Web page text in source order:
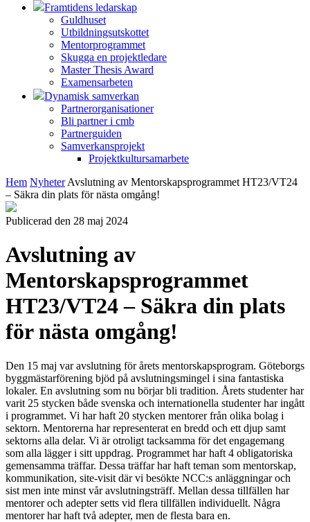
Framtidens ledarskap
Guldhuset
Utbildningsutskottet
Mentorprogrammet
Skugga en projektledare
Master Thesis Award
Examensarbeten
Dynamisk samverkan
Partnerorganisationer
Bli partner i cmb
Partnerguiden
Samverkansprojekt
Projektkultursamarbete
Hem Nyheter Avslutning av Mentorskapsprogrammet HT23/VT24
– Säkra din plats för nästa omgång!
Publicerad den 28 maj 2024
Avslutning av
Mentorskapsprogrammet
HT23/VT24 – Säkra din plats
för nästa omgång!
Den 15 maj var avslutning för årets mentorskapsprogram. Göteborgs
byggmästarförening bjöd på avslutningsmingel i sina fantastiska
lokaler. En avslutning som nu börjar bli tradition. Årets studenter har
varit 25 stycken både svenska och internationella studenter har ingått
i programmet. Vi har haft 20 stycken mentorer från olika bolag i
sektorn. Mentorerna har representerat en bredd och ett djup samt
sektorns alla delar. Vi är otroligt tacksamma för det engagemang
som alla lägger i sitt uppdrag. Programmet har haft 4 obligatoriska
gemensamma träffar. Dessa träffar har haft teman som mentorskap,
kommunikation, site-visit där vi besökte NCC:s anläggningar och
sist men inte minst vår avslutningsträff. Mellan dessa tillfällen har
mentorer och adepter setts vid flera tillfällen individuellt. Några
mentorer har haft två adepter, men de flesta bara en.